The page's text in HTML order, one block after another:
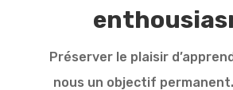
Préserver le plaisir
nous un objectif